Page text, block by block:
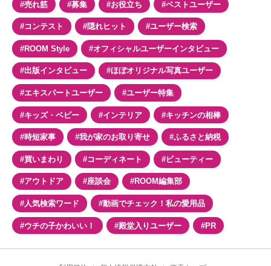
#売れ筋 #募集 #お役立ち #ベストユーザー
#コンテスト #隠れヒット #ユーザー検索
#ROOM Style #オフィシャルユーザーインタビュー
#出版インタビュー #ほぼオリジナル写真ユーザー
#エキスパートユーザー #ユーザー特集
#キッズ・ベビー #インテリア #キッチンの相棒
#時短家事 #我が家のお取り寄せ #ふるさと納税
#買いまわり #コーディネート #ビューティー
#アウトドア #座談会 #ROOM編集部
#人気検索ワード #動画でチェック！私の愛用品
#ウチの子かわいい！ #殿堂入りユーザー #PR